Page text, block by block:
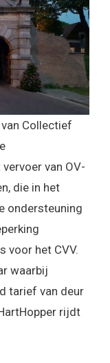
Collectief
van OV-
die in het
ondersteuning
voor het CVV.
waarbij
tarief van deur
rijdt